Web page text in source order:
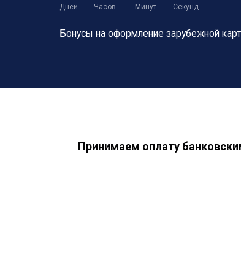
Дней Часов Минут Секунд
Бонусы на оформление зарубежной
Принимаем оплату